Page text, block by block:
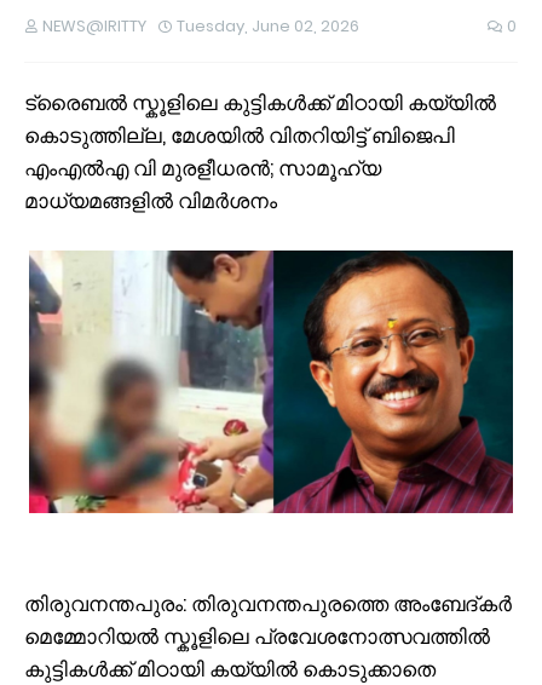
NEWS@IRITTY Tuesday, June 02, 2026 0
ട്രൈബൽ സ്കൂളിലെ കുട്ടികൾക്ക് മിഠായി കയ്യിൽ
കൊടുത്തില്ല, മേശയിൽ വിതറിയിട്ട് ബിജെപി
എംഎൽഎ വി മുരളീധരൻ; സാമൂഹ്യ
മാധ്യമങ്ങളിൽ വിമർശനം
തിരുവനന്തപുരം: തിരുവനന്തപുരത്തെ അംബേദ്കർ
മെമ്മോറിയൽ സ്കൂളിലെ പ്രവേശനോത്സവത്തിൽ
കുട്ടികൾക്ക് മിഠായി കയ്യിൽ കൊടുക്കാതെ